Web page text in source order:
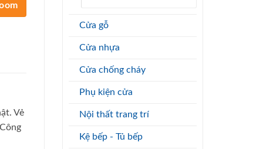
Cửa gỗ
Cửa nhựa
Cửa chống cháy
Phụ kiện cửa
Nội thất trang trí
Kệ bếp - Tủ bếp
Vẻ